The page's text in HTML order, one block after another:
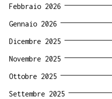
Febbraio 2026
Gennaio 2026
Dicembre 2025
Novembre 2025
Ottobre 2025
Settembre 2025